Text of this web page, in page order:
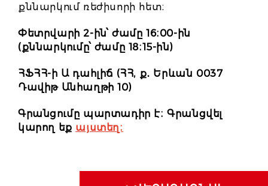
քննարկում ռեժիսորի հետ։
Փետրվարի 2-ին՝ ժամը 16։00-ին
(քննարկումը՝ ժամը 18։15-ին)
ՀՖՀՀ-ի Ա դահլիճ (ՀՀ, ք․ Երևան 0037
Դավիթ Անհաղթի 10)
Գրանցումը պարտադիր է։ Գրանցվել
կարող եք այստեղ։